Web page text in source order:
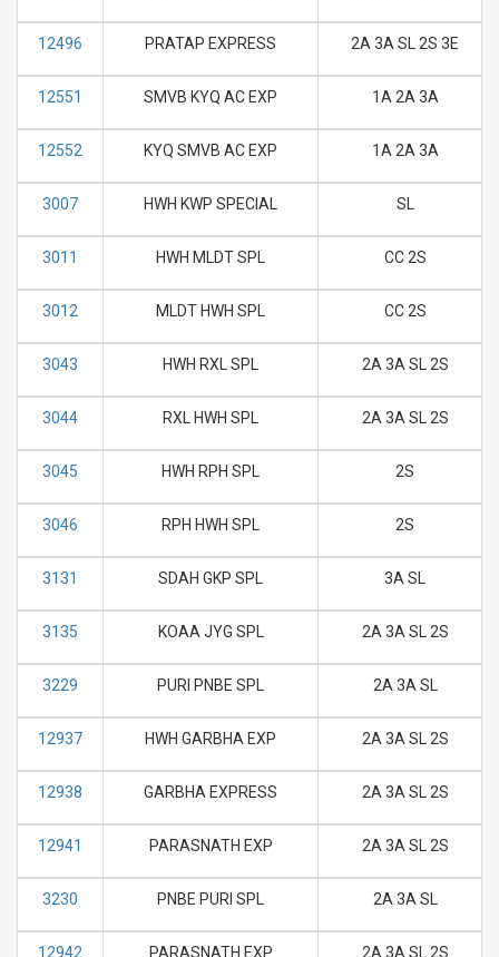
12496 PRATAP EXPRESS 2A 3A SL 2S 3E
12551 SMVB KYQ AC EXP 1A 2A 3A
12552 KYQ SMVB AC EXP 1A 2A 3A
3007 HWH KWP SPECIAL SL
3011 HWH MLDT SPL CC 2S
3012 MLDT HWH SPL CC 2S
3043 HWH RXL SPL 2A 3A SL 2S
3044 RXL HWH SPL 2A 3A SL 2S
3045 HWH RPH SPL 2S
3046 RPH HWH SPL 2S
3131 SDAH GKP SPL 3A SL
3135 KOAA JYG SPL 2A 3A SL 2S
3229 PURI PNBE SPL 2A 3A SL
12937 HWH GARBHA EXP 2A 3A SL 2S
12938 GARBHA EXPRESS 2A 3A SL 2S
12941 PARASNATH EXP 2A 3A SL 2S
3230 PNBE PURI SPL 2A 3A SL
12942 PARASNATH EXP 2A 3A SL 2S